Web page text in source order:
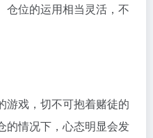
仓位的运用相当灵活，不
游戏，切不可抱着赌徒的
的情况下，心态明显会发